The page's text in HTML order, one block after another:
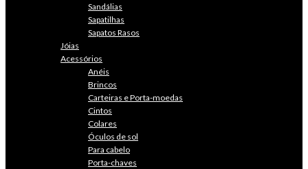
Sandálias
Sapatilhas
Sapatos Rasos
Jóias
Acessórios
Anéis
Brincos
Carteiras e Porta-moedas
Cintos
Colares
Óculos de sol
Para cabelo
Porta-chaves